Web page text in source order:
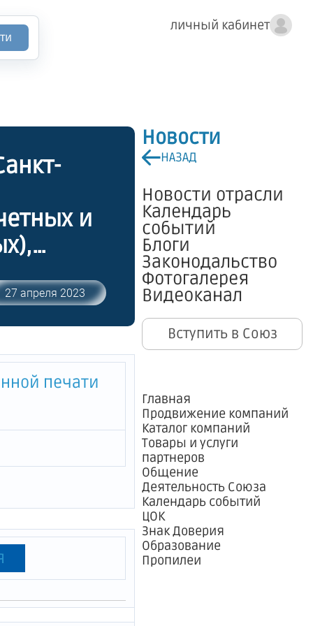
личный кабинет
Новости
НАЗАД
Новости отрасли
Календарь
событий
Блоги
Законодальство
Фотогалерея
Видеоканал
Вступить в Союз
Главная
Продвижение компаний
Каталог компаний
Товары и услуги
партнеров
Общение
Деятельность Союза
Календарь событий
ЦОК
Знак Доверия
Образование
Пропилеи
и
в
27 апреля 2023
печати